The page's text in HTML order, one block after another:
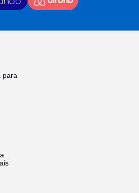
para